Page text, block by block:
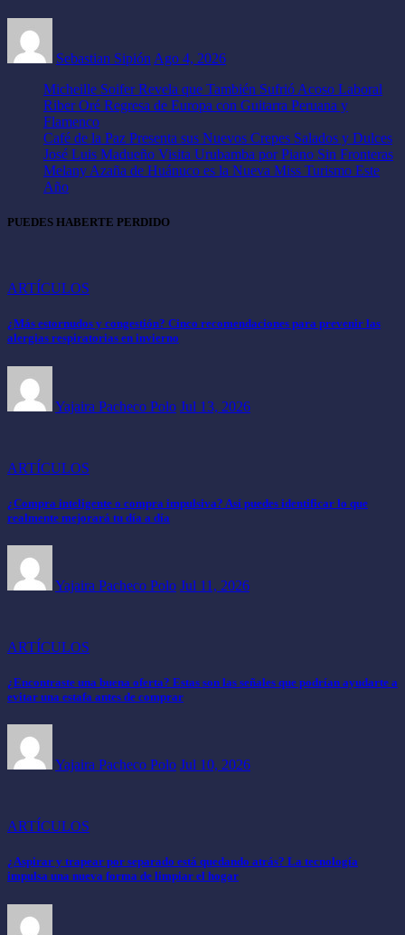
Sebastian Sipión Ago 4, 2026
Micheille Soifer Revela que También Sufrió Acoso Laboral
Riber Oré Regresa de Europa con Guitarra Peruana y
Flamenco
Café de la Paz Presenta sus Nuevos Crepes Salados y Dulces
José Luis Madueño Visita Urubamba por Piano Sin Fronteras
Melany Azaña de Huánuco es la Nueva Miss Turismo Este
Año
PUEDES HABERTE PERDIDO
ARTÍCULOS
¿Más estornudos y congestión? Cinco recomendaciones para prevenir las
alergias respiratorias en invierno
Yajaira Pacheco Polo Jul 13, 2026
ARTÍCULOS
¿Compra inteligente o compra impulsiva? Así puedes identificar lo que
realmente mejorará tu día a día
Yajaira Pacheco Polo Jul 11, 2026
ARTÍCULOS
¿Encontraste una buena oferta? Estas son las señales que podrían ayudarte a
evitar una estafa antes de comprar
Yajaira Pacheco Polo Jul 10, 2026
ARTÍCULOS
¿Aspirar y trapear por separado está quedando atrás? La tecnología
impulsa una nueva forma de limpiar el hogar